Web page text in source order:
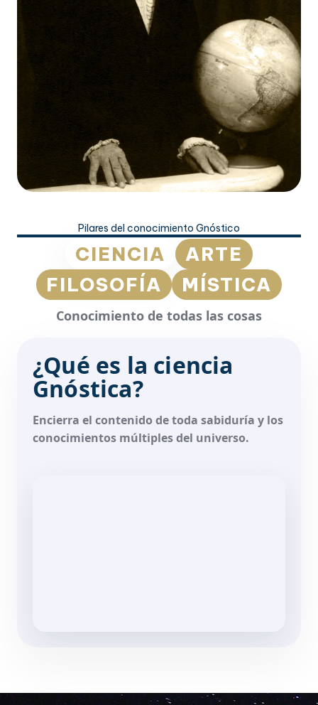
Pilares del conocimiento Gnóstico
CIENCIA
ARTE
FILOSOFÍA
MÍSTICA
Conocimiento de todas las cosas
¿Qué es la ciencia
Gnóstica?
Encierra el contenido de toda sabiduría y los
conocimientos múltiples del universo.